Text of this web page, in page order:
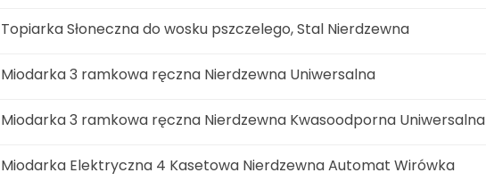
Topiarka Słoneczna do wosku pszczelego, Stal Nierdzewna
Miodarka 3 ramkowa ręczna Nierdzewna Uniwersalna
Miodarka 3 ramkowa ręczna Nierdzewna Kwasoodporna Uniwersalna
Miodarka Elektryczna 4 Kasetowa Nierdzewna Automat Wirówka